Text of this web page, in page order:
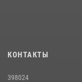
20 июля 2026, 12:22
КОНТАКТЫ
398024